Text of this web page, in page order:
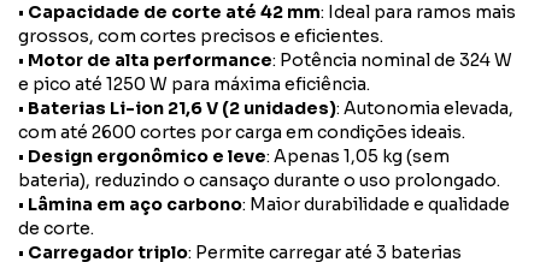
• Capacidade de corte até 42 mm: Ideal para ramos mais
grossos, com cortes precisos e eficientes.
• Motor de alta performance: Potência nominal de 324 W
e pico até 1250 W para máxima eficiência.
• Baterias Li-ion 21,6 V (2 unidades): Autonomia elevada,
com até 2600 cortes por carga em condições ideais.
• Design ergonômico e leve: Apenas 1,05 kg (sem
bateria), reduzindo o cansaço durante o uso prolongado.
• Lâmina em aço carbono: Maior durabilidade e qualidade
de corte.
• Carregador triplo: Permite carregar até 3 baterias